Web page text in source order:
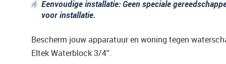
Eenvoudige installatie:Geen speciale
voor installatie.
Bescherm jouw apparatuur en woning tegen
Eltek Waterblock 3/4''.